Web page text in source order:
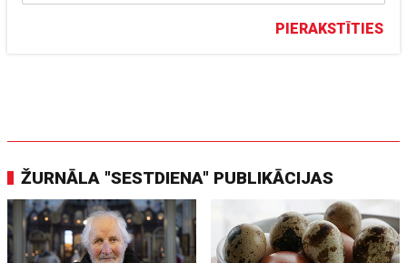
PIERAKSTĪTIES
ŽURNĀLA "SESTDIENA" PUBLIKĀCIJAS